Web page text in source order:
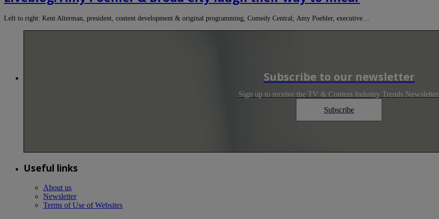
Left to right: Kent Alterman, president, content development & original programming, Comedy Central; Amy Poehler, executive…
Subscribe to our newsletter
Sign up to receive the TV & Content Industry Trends
Subscribe
Useful links
About us
Newsletter
Terms of Use of Websites